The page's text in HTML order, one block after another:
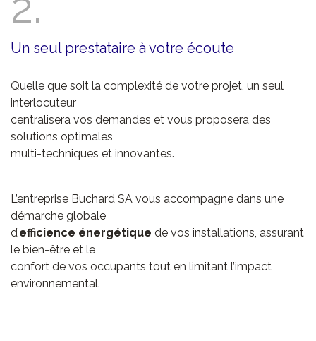
Un seul prestataire à votre écoute
Quelle que soit la complexité de votre projet, un seul
interlocuteur
centralisera vos demandes et vous proposera des
solutions optimales
multi-techniques et innovantes.
L’entreprise Buchard SA vous accompagne dans une
démarche globale
d’efficience énergétique de vos installations, assurant
le bien-être et le
confort de vos occupants tout en limitant l’impact
environnemental.